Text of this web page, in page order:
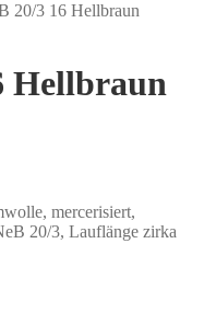
20/3 16 Hellbraun
Hellbraun
mercerisiert,
20/3, Lauflänge zirka